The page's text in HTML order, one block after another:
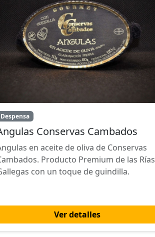
Despensa
Conservas Cambados
en aceite de oliva de Conservas
Producto Premium de las Rías
con un toque de guindilla.
Ver detalles